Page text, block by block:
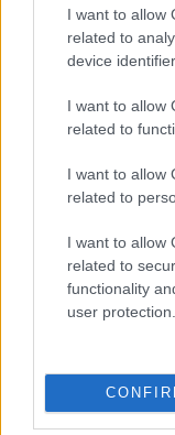
I want to allow
related to
device
I want to allow
related to
I want to allow
related to
I want to allow
related to
functionality
user protection.
strechy (š. ×
» Vonkajší
v.): 2 100 × 1
» Vnútorný
» Zastavaná
» Hrúbka
» Hrúbka
» Výška
» Potreba
» Podlaha: nie
» Povrchová
prášková